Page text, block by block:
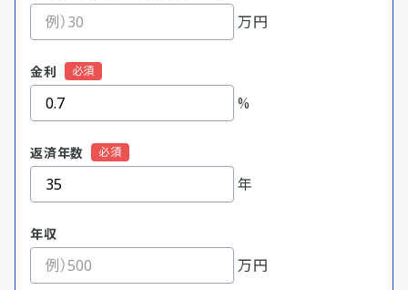
万円
金利
%
返済年数
年
年収
万円